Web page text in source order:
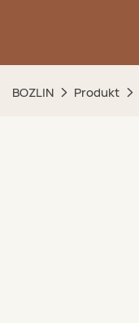
BOZLIN Produkt